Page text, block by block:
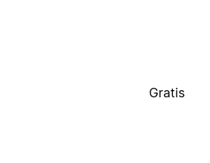
Gratis